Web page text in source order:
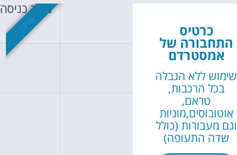
לחצו פה! שעות פתיחה מחיר כניסה
נחיתה ב 09:00
כרטיס
התחבורה של
אמסטרדם
שימוש ללא הגבלה
בכל הרכבות,
טראם,
אוטובוסים,מוניות
וגם מעבורות (כולל
שדה התעופה)
מומלץ